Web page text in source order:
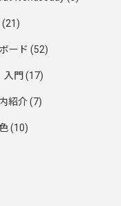
(21)
ード (52)
入門(17)
紹介(7)
(10)